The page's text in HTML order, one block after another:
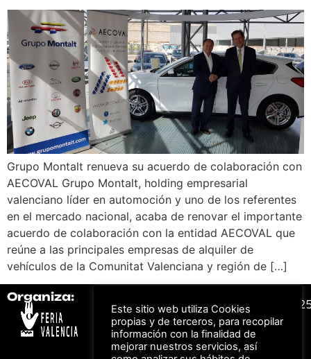
Grupo Montalt renueva su acuerdo de colaboración con
AECOVAL Grupo Montalt, holding empresarial
valenciano líder en automoción y uno de los referentes
en el mercado nacional, acaba de renovar el importante
acuerdo de colaboración con la entidad AECOVAL que
reúne a las principales empresas de alquiler de
vehículos de la Comunitat Valenciana y región de […]
Organiza:
Bonos descuento para
los viajes a ferias
Aviso Legal –
Este sitio web utiliza Cookies
propias y de terceros, para recopilar
información con la finalidad de
mejorar nuestros servicios, así